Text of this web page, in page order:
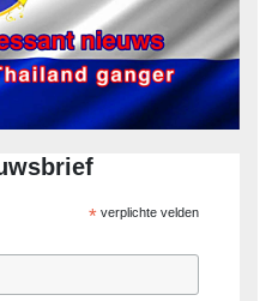
*verplichte velden